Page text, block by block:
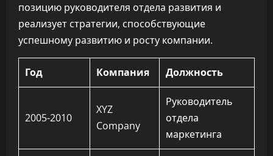
позицию руководителя отдела развития и
реализует стратегии, способствующие
успешному развитию и росту компании.
Год Компания Должность
2005-2010
XYZ
Company
Руководитель
отдела
маркетинга